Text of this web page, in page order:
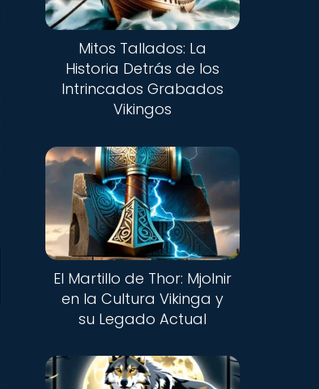
Mitos Tallados: La
Historia Detrás de los
Intrincados Grabados
Vikingos
El Martillo de Thor: Mjolnir
en la Cultura Vikinga y
su Legado Actual